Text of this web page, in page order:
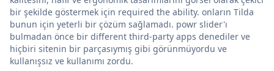
bir şekilde göstermek için required the ability. onların Tilda
bunun için yeterli bir çözüm sağlamadı. powr slider'ı
bulmadan önce bir different third-party apps denediler ve
hiçbiri sitenin bir parçasıymış gibi görünmüyordu ve
kullanışsız ve kullanımı zordu.